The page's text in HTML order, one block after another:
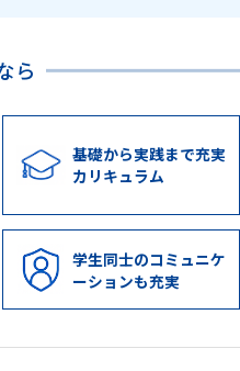
ら
基礎から実践まで充実
カリキュラム
学生同士のコミュニケ
ーションも充実